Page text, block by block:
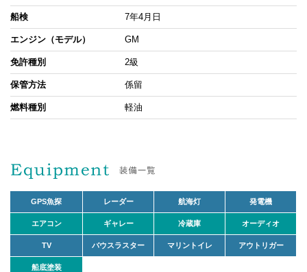
船検 7年4月日
エンジン（モデル） GM
免許種別 2級
保管方法 係留
燃料種別 軽油
GPS魚探 レーダー 航海灯 発電機
エアコン ギャレー 冷蔵庫 オーディオ
TV バウスラスター マリントイレ アウトリガー
船底塗装